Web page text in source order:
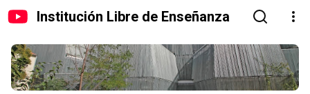
Institución Libre de Enseñanza